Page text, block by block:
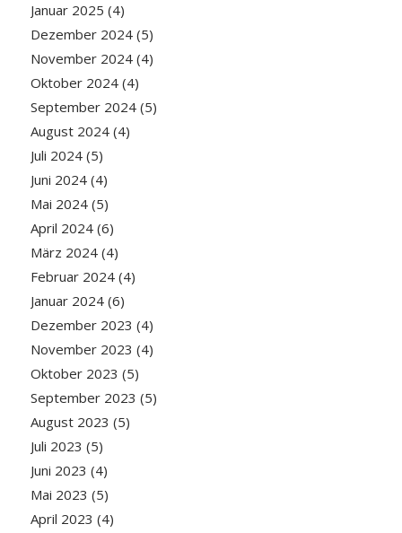
Januar 2025 (4)
Dezember 2024(5)
November 2024(4)
Oktober 2024(4)
September 2024(5)
August 2024(4)
Juli 2024(5)
Juni 2024(4)
Mai 2024(5)
April 2024(6)
März 2024(4)
Februar 2024(4)
Januar 2024(6)
Dezember 2023 (4)
November 2023 (4)
Oktober 2023 (5)
September 2023 (5)
August 2023 (5)
Juli 2023 (5)
Juni 2023 (4)
Mai 2023 (5)
April 2023 (4)